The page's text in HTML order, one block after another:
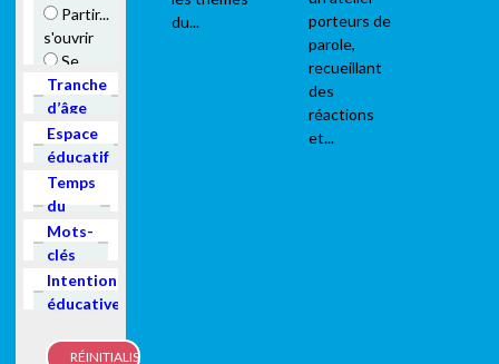
du...
porteurs de
parole,
recueillant
des
réactions
et...
Partir...
s'ouvrir
Se
rassembler,
participer
Être
accueilli,
vivre
ensemble
Rencontrer,
découvrir
agir avec...
Show
Tranche
d’âge
Show
Espace
éducatif
Show
Temps
du
projet
Show
Mots-
clés
Show
Intentions
éducatives